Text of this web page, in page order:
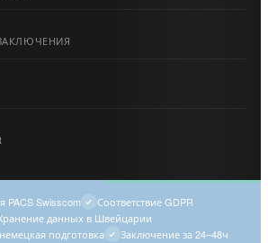
PACS Swisscom
Соответствие GDPR
данных в Швейцарии
подготовка
Заключение за 24–48ч